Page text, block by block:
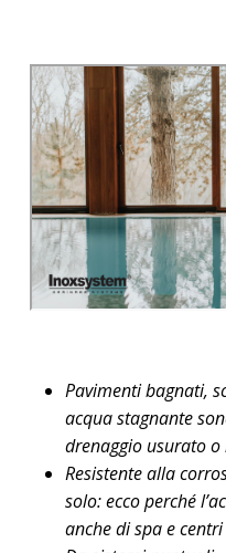
Pavimenti bagnati,
acqua stagnante
drenaggio usurato
Resistente alla
solo: ecco perché
anche di spa e centri